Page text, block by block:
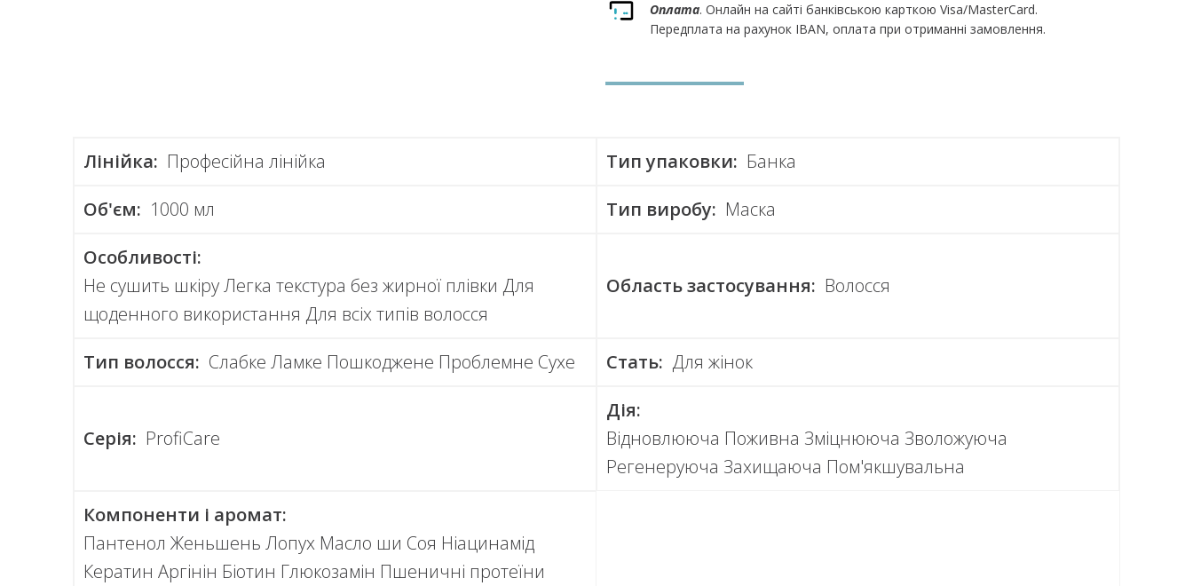
Оплата. Онлайн на сайті банківською карткою Visa/MasterCard.
Передплата на рахунок IBAN, оплата при отриманні замовлення.
Лінійка: Професійна лінійка Тип упаковки: Банка
Об'єм: 1000 мл Тип виробу: Маска
Особливості:
Не сушить шкіру Легка текстура без жирної плівки Для
щоденного використання Для всіх типів волосся
Область застосування: Волосся
Тип волосся: Слабке Ламке Пошкоджене Проблемне Сухе Стать: Для жінок
Серія: ProfiCare
Дія:
Відновлююча Поживна Зміцнююча Зволожуюча
Регенеруюча Захищаюча Пом'якшувальна
Компоненти і аромат:
Пантенол Женьшень Лопух Масло ши Соя Ніацинамід
Кератин Аргінін Біотин Глюкозамін Пшеничні протеїни